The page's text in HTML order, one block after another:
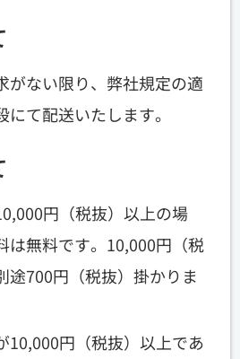
がない限り、弊社規定の適
て配送いたします。
円（税抜）以上の場
は無料です。10,000円（税
途700円（税抜）掛かりま
10,000円（税抜）以上であ